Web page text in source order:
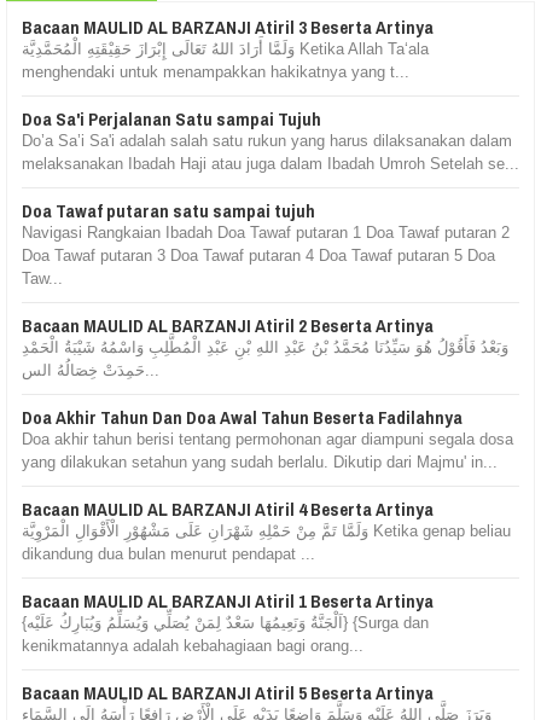
Bacaan MAULID AL BARZANJI Atiril 3 Beserta Artinya
وَلَمَّا أَرَادَ اللهُ تَعَالَى إِبْرَازَ حَقِيْقَتِهِ الْمُحَمَّدِيَّة Ketika Allah Ta‘ala
menghendaki untuk menampakkan hakikatnya yang t...
Doa Sa'i Perjalanan Satu sampai Tujuh
Do’a Sa’i Sa'i adalah salah satu rukun yang harus dilaksanakan dalam
melaksanakan Ibadah Haji atau juga dalam Ibadah Umroh Setelah se...
Doa Tawaf putaran satu sampai tujuh
Navigasi Rangkaian Ibadah Doa Tawaf putaran 1 Doa Tawaf putaran 2
Doa Tawaf putaran 3 Doa Tawaf putaran 4 Doa Tawaf putaran 5 Doa
Taw...
Bacaan MAULID AL BARZANJI Atiril 2 Beserta Artinya
وَبَعْدُ فَأَقُوْلُ هُوَ سَيِّدُنَا مُحَمَّدُ بْنُ عَبْدِ اللهِ بْنِ عَبْدِ الْمُطَّلِبِ وَاسْمُهُ شَيْبَةُ الْحَمْدِ
Doa Akhir Tahun Dan Doa Awal Tahun Beserta Fadilahnya
Doa akhir tahun berisi tentang permohonan agar diampuni segala dosa
yang dilakukan setahun yang sudah berlalu. Dikutip dari Majmu' in...
Bacaan MAULID AL BARZANJI Atiril 4 Beserta Artinya
وَلَمَّا تَمَّ مِنْ حَمْلِهِ شَهْرَانِ عَلَى مَشْهُوْرِ الْأَقْوَالِ الْمَرْوِيَّة Ketika genap beliau
dikandung dua bulan menurut pendapat ...
Bacaan MAULID AL BARZANJI Atiril 1 Beserta Artinya
{اَلْجَنَّةُ وَنَعِيمُهَا سَعْدٌ لِمَنْ يُصَلِّي وَيُسَلِّمُ وَيُبَارِكُ عَلَيْه} {Surga dan
kenikmatannya adalah kebahagiaan bagi orang...
Bacaan MAULID AL BARZANJI Atiril 5 Beserta Artinya
وَبَرَزَ صَلَّى اللهُ عَلَيْهِ وَسَلَّمَ وَاضِعًا يَدَيْهِ عَلَى الْأَرْضِ رَافِعًا رَأْسَهُ إِلَى السَّمَاءِ